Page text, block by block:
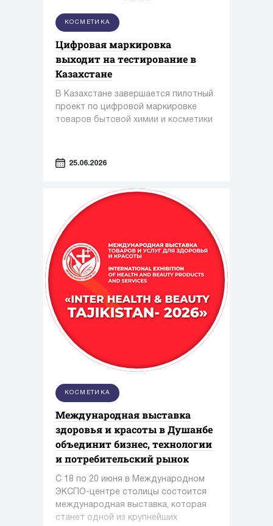
КОСМЕТИКА
Цифровая маркировка
выходит на тестирование в
Казахстане
В Казахстане завершается пилотный
проект по цифровой маркировке
товаров бытовой химии и косметики
25.06.2026
КОСМЕТИКА
Международная выставка
здоровья и красоты в Душанбе
объединит бизнес, технологии
и потребительский рынок
С 18 по 20 июня в Международном
ЭКСПО-центре столицы состоится
международная выставка, которая
станет одной из крупнейших